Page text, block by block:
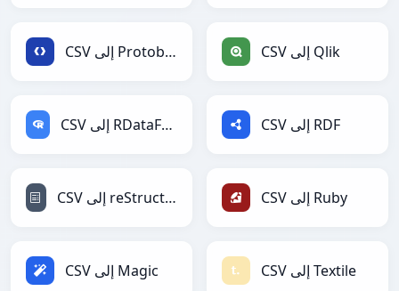
CSV إلى Protobuf CSV إلى Qlik
CSV إلى RDataFrame CSV إلى RDF
CSV إلى reStructuredText CSV إلى Ruby
CSV إلى Magic CSV إلى Textile